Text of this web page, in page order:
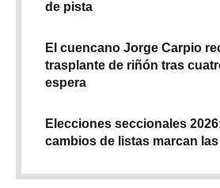
de pista
El cuencano Jorge Carpio
trasplante de riñón tras
espera
Elecciones seccionales
cambios de listas marcan